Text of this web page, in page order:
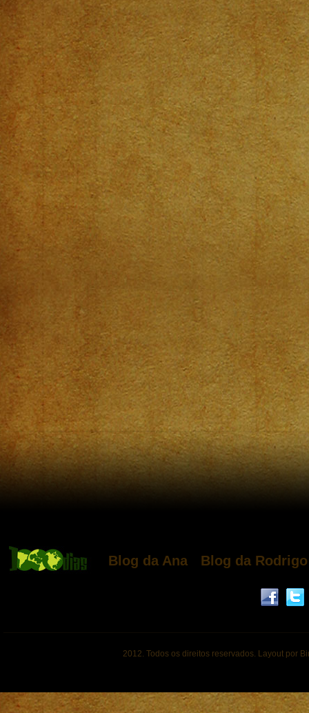
Blog da Ana Blog da Rodrigo
2012. Todos os direitos reservados. Layout por